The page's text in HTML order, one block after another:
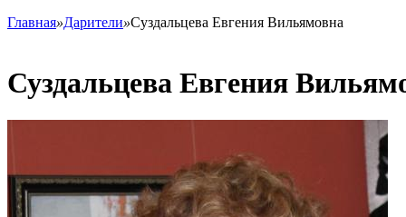
Главная»Дарители»Суздальцева Евгения Вильямовна
Суздальцева Евгения